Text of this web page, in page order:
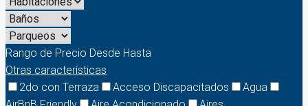
Rango de Precio Desde Hasta
Otras características
2do con Terraza
Acceso Discapacitados
Agua